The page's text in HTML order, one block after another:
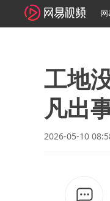
工地
凡出
2026-05-10